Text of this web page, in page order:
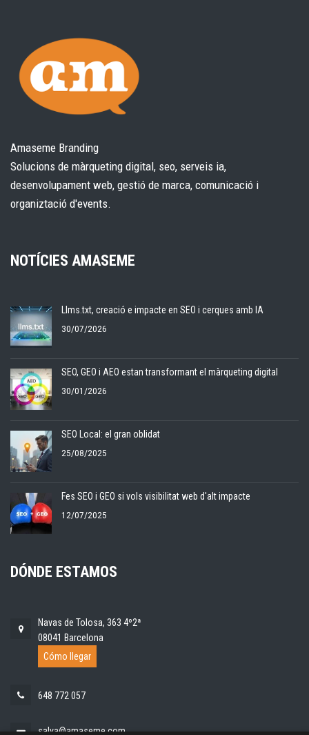
Amaseme Branding
Solucions de màrqueting digital, seo, serveis ia,
desenvolupament web, gestió de marca, comunicació i
organiztació d'events.
NOTÍCIES AMASEME
Llms.txt, creació e impacte en SEO i cerques amb IA
30/07/2026
SEO, GEO i AEO estan transformant el màrqueting digital
30/01/2026
SEO Local: el gran oblidat
25/08/2025
Fes SEO i GEO si vols visibilitat web d'alt impacte
12/07/2025
DÓNDE ESTAMOS
Navas de Tolosa, 363 4º2ª
08041 Barcelona
Cómo llegar
648 772 057
salva@amaseme.com